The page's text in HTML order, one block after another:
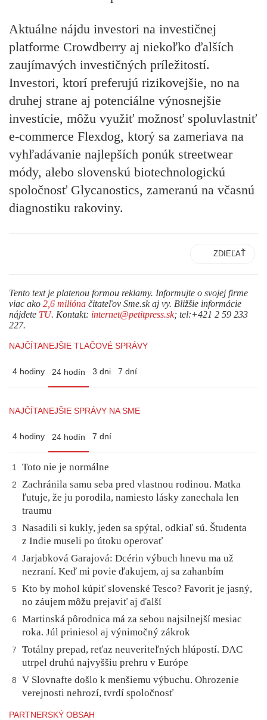
Aktuálne nájdu investori na investičnej
platforme Crowdberry aj niekoľko ďalších
zaujímavých investičných príležitostí.
Investori, ktorí preferujú rizikovejšie, no na
druhej strane aj potenciálne výnosnejšie
investície, môžu využiť možnosť spoluvlastniť
e-commerce Flexdog, ktorý sa zameriava na
vyhľadávanie najlepších ponúk streetwear
módy, alebo slovenskú biotechnologickú
spoločnosť Glycanostics, zameranú na včasnú
diagnostiku rakoviny.
ZDIEĽAŤ
Tento text je platenou formou reklamy. Informujte o svojej firme
viac ako 2,6 milióna čitateľov Sme.sk aj vy. Bližšie informácie
nájdete TU. Kontakt: internet@petitpress.sk; tel:+421 2 59 233
227.
NAJČÍTANEJŠIE TLAČOVÉ SPRÁVY
4 hodiny 24 hodín 3 dni 7 dní
NAJČÍTANEJŠIE SPRÁVY NA SME
4 hodiny 24 hodín 7 dní
1 Toto nie je normálne
2
Zachránila samu seba pred vlastnou rodinou. Matka
ľutuje, že ju porodila, namiesto lásky zanechala len
traumu
3
Nasadili si kukly, jeden sa spýtal, odkiaľ sú. Študenta
z Indie museli po útoku operovať
4 Jarjabková Garajová: Dcérin výbuch hnevu ma už
nezraní. Keď mi povie ďakujem, aj sa zahanbím
5
Kto by mohol kúpiť slovenské Tesco? Favorit je jasný,
no záujem môžu prejaviť aj ďalší
6
Martinská pôrodnica má za sebou najsilnejší mesiac
roka. Júl priniesol aj výnimočný zákrok
7
Totálny prepad, reťaz neuveriteľných hlúpostí. DAC
utrpel druhú najvyššiu prehru v Európe
8
V Slovnafte došlo k menšiemu výbuchu. Ohrozenie
verejnosti nehrozí, tvrdí spoločnosť
PARTNERSKÝ OBSAH